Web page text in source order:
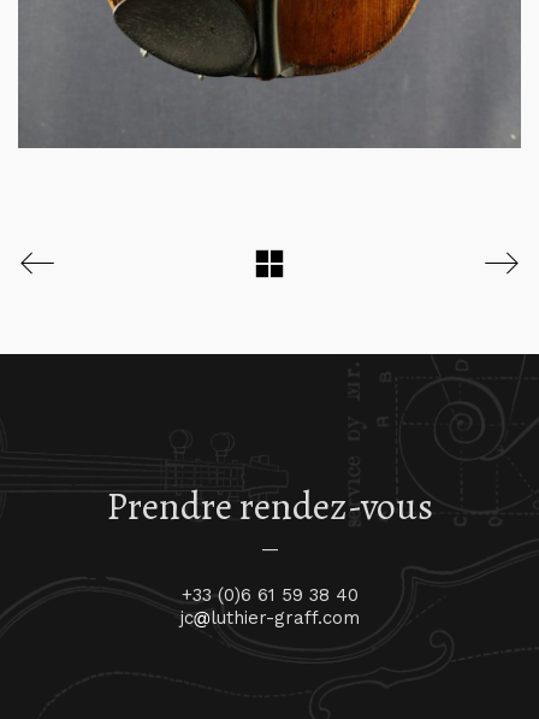
Prendre rendez-vous
—
+33 (0)6 61 59 38 40
jc
luthier-graff.com